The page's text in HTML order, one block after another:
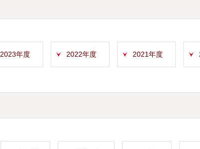
2023年度 2022年度 2021年度